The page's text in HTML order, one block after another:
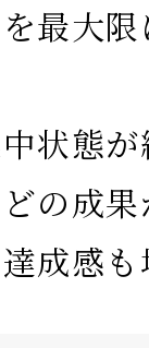
最大
状態
の成
成感